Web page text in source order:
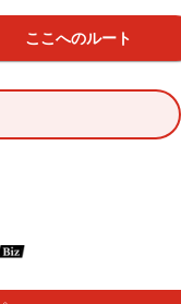
ここへのルート